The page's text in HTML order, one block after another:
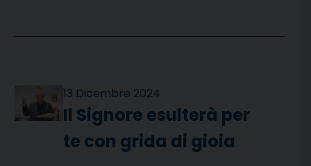
13 Dicembre 2024
Il Signore esulterà per
te con grida di gioia